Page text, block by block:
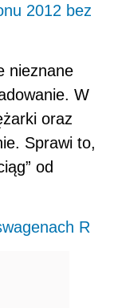
2012 bez
nieznane
W
oraz
Sprawi to,
od
R